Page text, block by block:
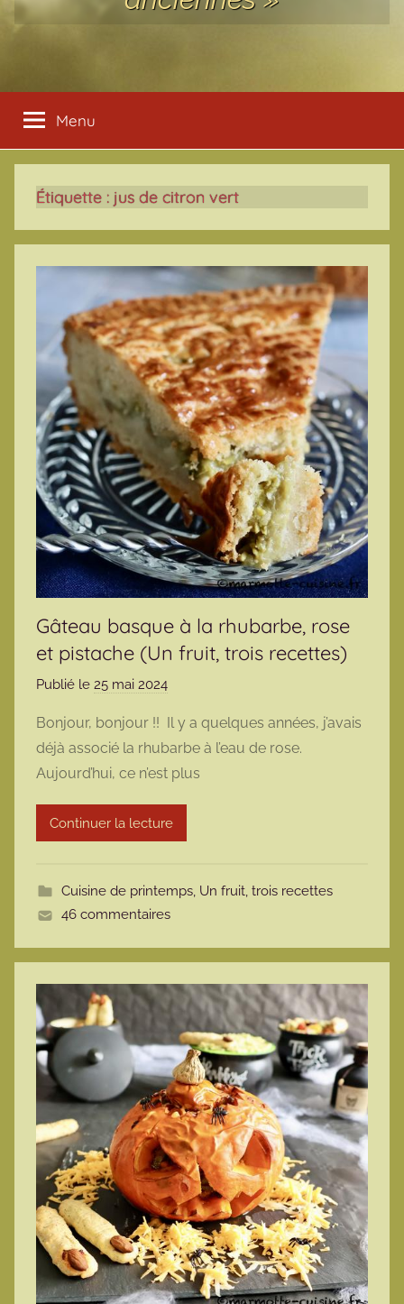
Menu
Étiquette : jus de citron vert
Gâteau basque à la rhubarbe, rose
et pistache (Un fruit, trois recettes)
Publié le 25 mai 2024
r
m
a
r
m
t
e
Bonjour, bonjour !! Il y a quelques années, j’avais
déjà associé la rhubarbe à l’eau de rose.
Aujourd’hui, ce n’est plus
Continuer la lecture
Cuisine de printemps, Un fruit, trois recettes
46 commentaires